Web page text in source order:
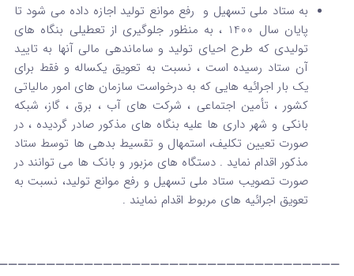
به ستاد ملی تسهیل و رفع موانع تولید اجازه داده می شود تا
پایان سال 1400 ، به منظور جلوگیری از تعطیلی بنگاه های
تولیدی که طرح احیای تولید و ساماندهی مالی آنها به تایید
آن ستاد رسیده است ، نسبت به تعویق یکساله و فقط برای
یک بار اجرائیه هایی که به درخواست سازمان های امور مالیاتی
کشور ، تأمین اجتماعی ، شرکت های آب ، برق ، گاز، شبکه
بانکی و شهر داری ها علیه بنگاه های مذکور صادر گردیده ، در
صورت تعیین تکلیف، استمهال و تقسیط بدهی ها توسط ستاد
مذکور اقدام نماید . دستگاه های مزبور و بانک ها می توانند در
صورت تصویب ستاد ملی تسهیل و رفع موانع تولید، نسبت به
تعویق اجرائیه های مربوط اقدام نمایند .